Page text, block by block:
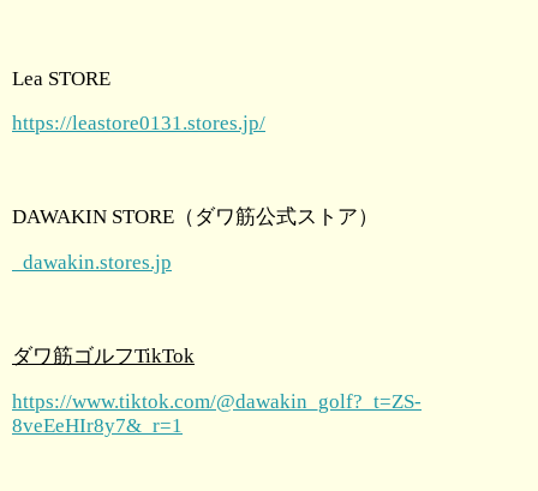
Lea STORE
https://leastore0131.stores.jp/
DAWAKIN STORE（ダワ筋公式ストア）
dawakin.stores.jp
ダワ筋ゴルフTikTok
https://www.tiktok.com/@dawakin_golf?_t=ZS-
8veEeHIr8y7&_r=1